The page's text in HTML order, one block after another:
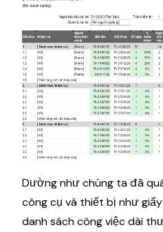
Dường như chúng ta đã
công cụ và thiết bị như
danh sách công việc dài